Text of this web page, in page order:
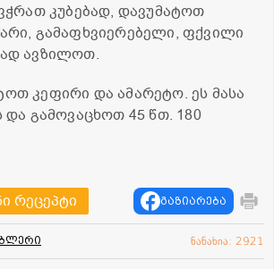
კუბებად, დავუმატოთ
გამაფხვიერებელი, ფქვილი
ავზილოთ.
კეფირი და ამარეტო. ეს მასა
და გამოვაცხოთ 45 წთ. 180
რეცეპტი გაზიარება
ნანახია: 2921